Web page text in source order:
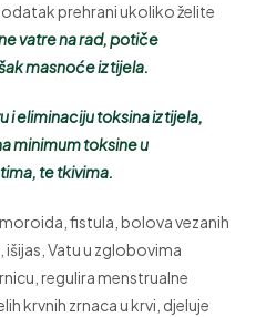
prehrani ukoliko želite
vatre na rad, potiče
masnoće iz tijela.
i eliminaciju toksina iz tijela,
minimum toksine u
te tkivima.
fistula, bolova vezanih
Vatu u zglobovima
regulira menstrualne
krvnih zrnaca u krvi, djeluje